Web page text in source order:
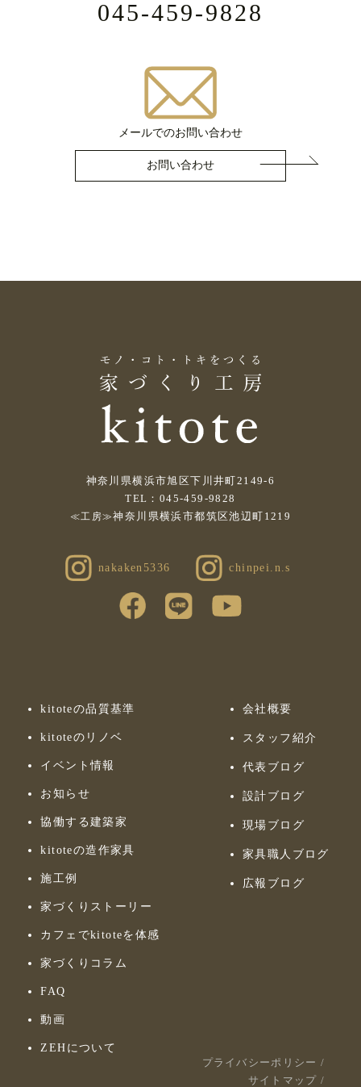
045-459-9828
メールでのお問い合わせ
お問い合わせ
神奈川県横浜市旭区下川井町2149-6
TEL：045-459-9828
≪工房≫神奈川県横浜市都筑区池辺町1219
nakaken5336 chinpei.n.s
kitoteの品質基準
kitoteのリノベ
イベント情報
お知らせ
協働する建築家
kitoteの造作家具
施工例
家づくりストーリー
カフェでkitoteを体感
家づくりコラム
FAQ
動画
ZEHについて
会社概要
スタッフ紹介
代表ブログ
設計ブログ
現場ブログ
家具職人ブログ
広報ブログ
プライバシーポリシー /
サイトマップ /